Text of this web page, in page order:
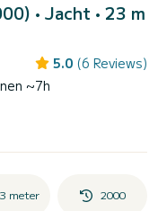
• Jacht • 23 m
5.0 (6 Reviews)
~7h
meter 2000